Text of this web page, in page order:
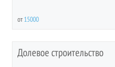
от15000
Долевое строительство